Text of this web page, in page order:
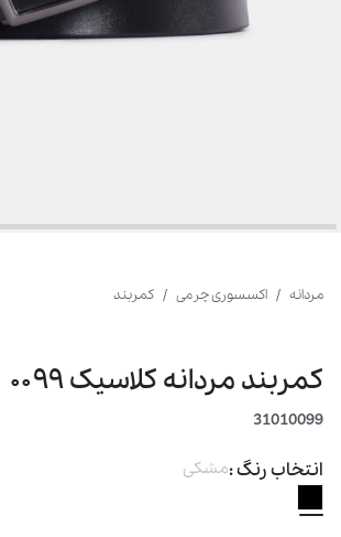
مردانه اکسسوری چرمی کمربند
کمربند مردانه کلاسیک ۰۰۹۹
31010099
انتخاب رنگ :مشکی